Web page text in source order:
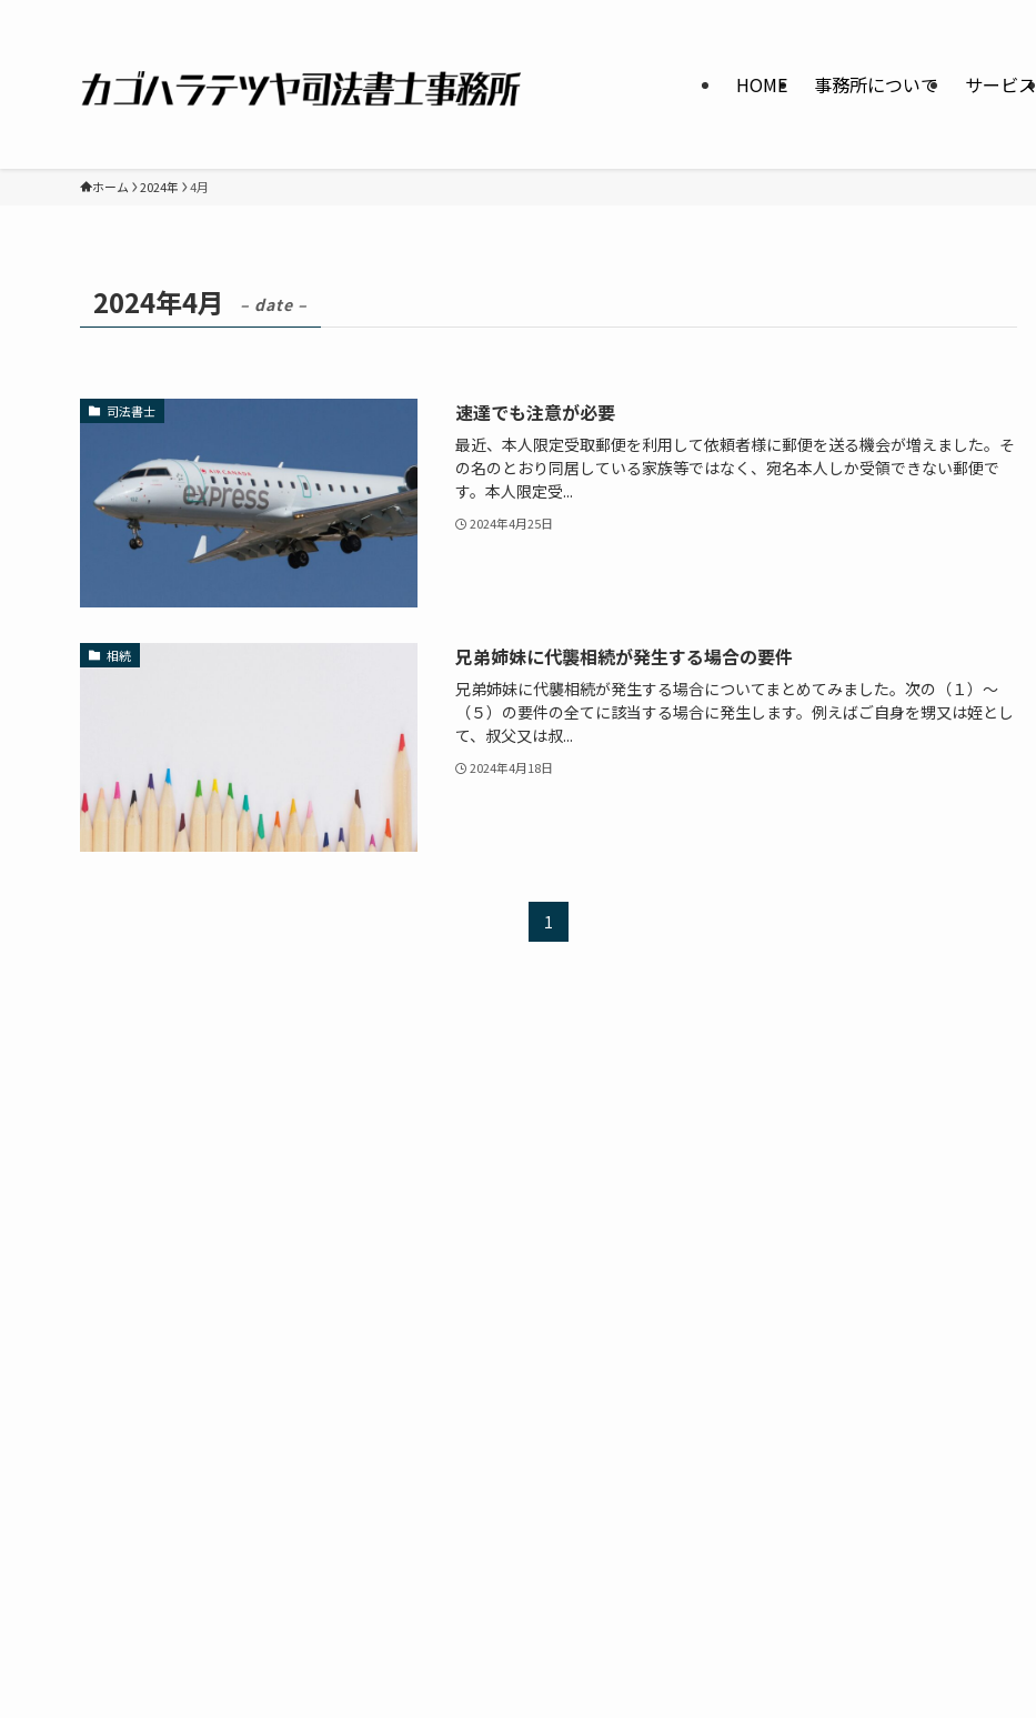
HOME 事務所について サービス
ホーム 2024年 4月
2024年4月 – date –
司法書士 速達でも注意が必要
最近、本人限定受取郵便を利用して依頼者様に郵便を送る機会が増えました。そ
の名のとおり同居している家族等ではなく、宛名本人しか受領できない郵便で
す。本人限定受...
2024年4月25日
相続 兄弟姉妹に代襲相続が発生する場合の要件
兄弟姉妹に代襲相続が発生する場合についてまとめてみました。次の（１）～
（５）の要件の全てに該当する場合に発生します。例えばご自身を甥又は姪とし
て、叔父又は叔...
2024年4月18日
1